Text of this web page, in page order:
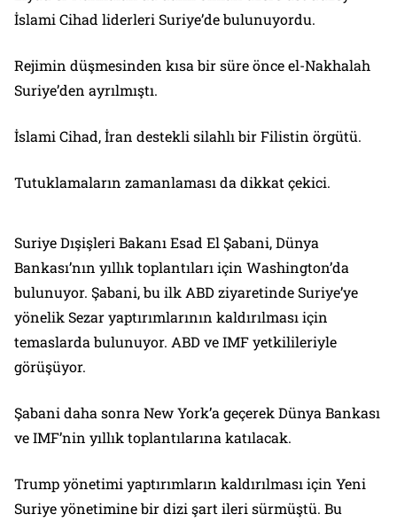
İslami Cihad liderleri Suriye’de bulunuyordu.
Rejimin düşmesinden kısa bir süre önce el-Nakhalah
Suriye’den ayrılmıştı.
İslami Cihad, İran destekli silahlı bir Filistin örgütü.
Tutuklamaların zamanlaması da dikkat çekici.
Suriye Dışişleri Bakanı Esad El Şabani, Dünya
Bankası’nın yıllık toplantıları için Washington’da
bulunuyor. Şabani, bu ilk ABD ziyaretinde Suriye’ye
yönelik Sezar yaptırımlarının kaldırılması için
temaslarda bulunuyor. ABD ve IMF yetkilileriyle
görüşüyor.
Şabani daha sonra New York’a geçerek Dünya Bankası
ve IMF’nin yıllık toplantılarına katılacak.
Trump yönetimi yaptırımların kaldırılması için Yeni
Suriye yönetimine bir dizi şart ileri sürmüştü. Bu